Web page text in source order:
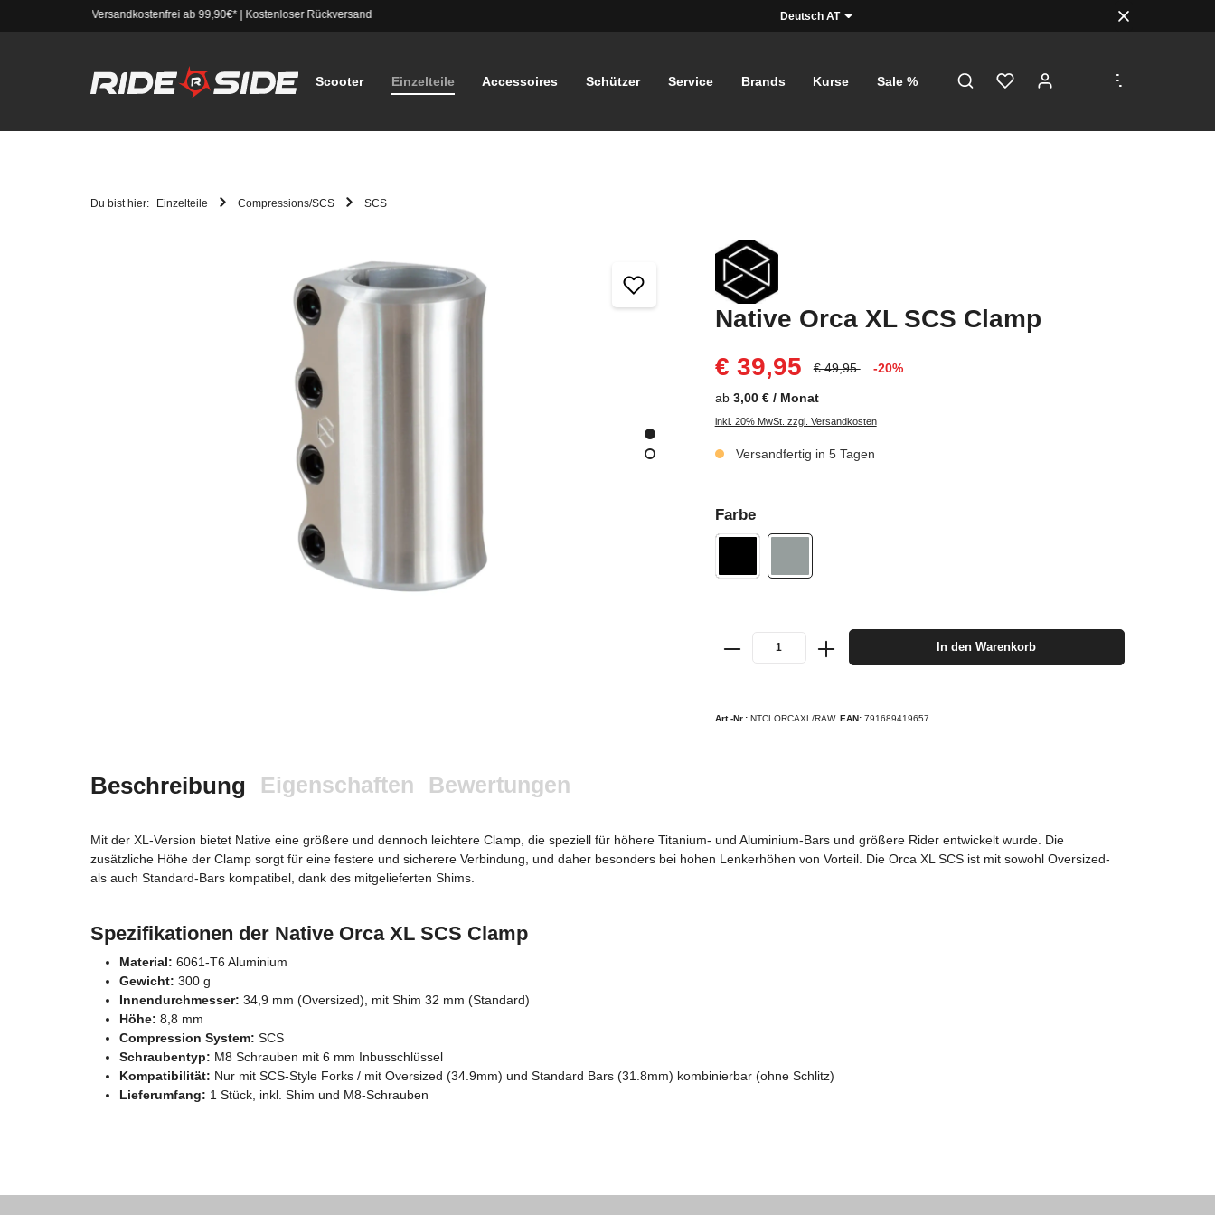
Versandkostenfrei ab 99,90€*| Kostenloser Rückversand Deutsch AT
Scooter Einzelteile Accessoires Schützer Service Brands Kurse Sale %
...
Du bist hier: Einzelteile Compressions/SCS SCS
Native Orca XL SCS Clamp
€ 39,95
€ 49,95 -20%
ab 3,00 € / Monat
inkl. 20% MwSt. zzgl. Versandkosten
Versandfertig in 5 Tagen
Farbe
In den Warenkorb
Art.-Nr.: NTCLORCAXL/RAW EAN: 791689419657
Beschreibung Eigenschaften Bewertungen
Mit der XL-Version bietet Native eine größere und dennoch leichtere Clamp, die speziell für höhere Titanium- und Aluminium-Bars und größere Rider entwickelt wurde. Die
zusätzliche Höhe der Clamp sorgt für eine festere und sicherere Verbindung, und daher besonders bei hohen Lenkerhöhen von Vorteil. Die Orca XL SCS ist mit sowohl Oversized-
als auch Standard-Bars kompatibel, dank des mitgelieferten Shims.
Spezifikationen der Native Orca XL SCS Clamp
Material: 6061-T6 Aluminium
Gewicht: 300 g
Innendurchmesser: 34,9 mm (Oversized), mit Shim 32 mm (Standard)
Höhe: 8,8 mm
Compression System: SCS
Schraubentyp: M8 Schrauben mit 6 mm Inbusschlüssel
Kompatibilität: Nur mit SCS-Style Forks / mit Oversized (34.9mm) und Standard Bars (31.8mm) kombinierbar (ohne Schlitz)
Lieferumfang: 1 Stück, inkl. Shim und M8-Schrauben